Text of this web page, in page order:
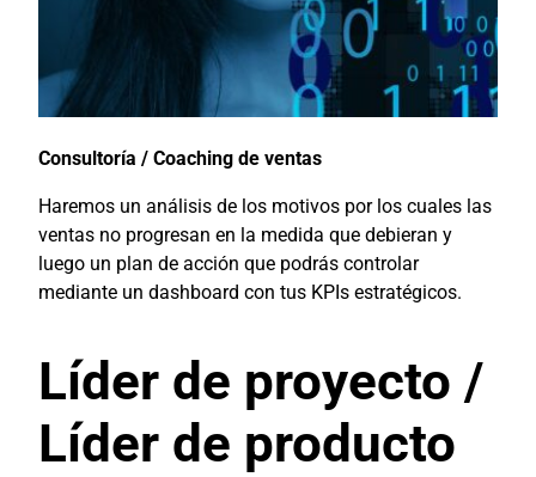
Consultoría / Coaching de ventas
Haremos un análisis de los motivos por los cuales las
ventas no progresan en la medida que debieran y
luego un plan de acción que podrás controlar
mediante un dashboard con tus KPIs estratégicos.
Líder de proyecto /
Líder de producto